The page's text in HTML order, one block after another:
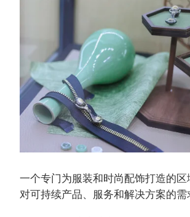
一个专门为服装和时尚配饰打造的
对可持续产品、服务和解决方案的需